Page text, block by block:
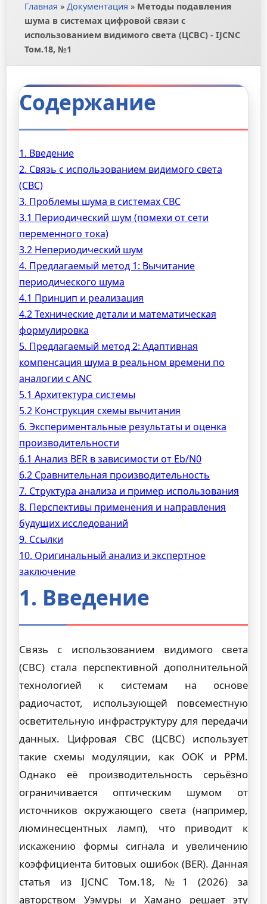
Главная » Документация » Методы подавления
шума в системах цифровой связи с
использованием видимого света (ЦСВС) - IJCNC
Том.18, №1
Содержание
1. Введение
2. Связь с использованием видимого света
(СВС)
3. Проблемы шума в системах СВС
3.1 Периодический шум (помехи от сети
переменного тока)
3.2 Непериодический шум
4. Предлагаемый метод 1: Вычитание
периодического шума
4.1 Принцип и реализация
4.2 Технические детали и математическая
формулировка
5. Предлагаемый метод 2: Адаптивная
компенсация шума в реальном времени по
аналогии с ANC
5.1 Архитектура системы
5.2 Конструкция схемы вычитания
6. Экспериментальные результаты и оценка
производительности
6.1 Анализ BER в зависимости от Eb/N0
6.2 Сравнительная производительность
7. Структура анализа и пример использования
8. Перспективы применения и направления
будущих исследований
9. Ссылки
10. Оригинальный анализ и экспертное
заключение
1. Введение
Связь с использованием видимого света
(СВС) стала перспективной дополнительной
технологией к системам на основе
радиочастот, использующей повсеместную
осветительную инфраструктуру для передачи
данных. Цифровая СВС (ЦСВС) использует
такие схемы модуляции, как OOK и PPM.
Однако её производительность серьёзно
ограничивается оптическим шумом от
источников окружающего света (например,
люминесцентных ламп), что приводит к
искажению формы сигнала и увеличению
коэффициента битовых ошибок (BER). Данная
статья из IJCNC Том.18, №1 (2026) за
авторством Уэмуры и Хамано решает эту